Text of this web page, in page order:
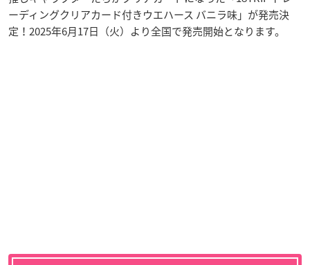
ーディングクリアカード付きウエハース バニラ味」が発売決
定！2025年6月17日（火）より全国で発売開始となります。